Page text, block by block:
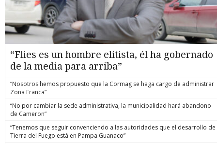
“Flies es un hombre elitista, él ha gobernado
de la media para arriba”
“Nosotros hemos propuesto que la Cormag se haga cargo de administrar
Zona Franca”
“No por cambiar la sede administrativa, la municipalidad hará abandono
de Cameron”
“Tenemos que seguir convenciendo a las autoridades que el desarrollo de
Tierra del Fuego está en Pampa Guanaco”